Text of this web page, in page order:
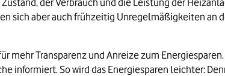
Jahr 2020 gestiegen.
2021 um 72 % gegenüber dem Vorjahr steigen.
2021 um 18 % gegenüber 2020 steigen.
sich aber auch frühzeitig Unregelmäßigkeiten
mehr Transparenz und Anreize zum
informiert. So wird das Energiesparen leichter: